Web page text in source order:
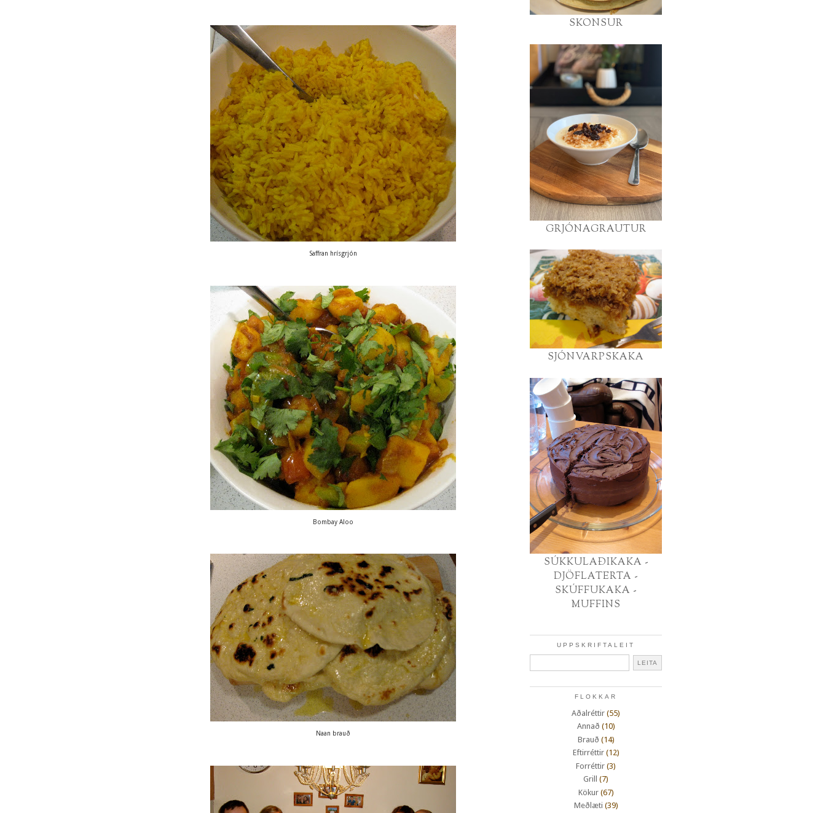
Saffran hrísgrjón
Bombay Aloo
Naan brauð
SKONSUR
GRJÓNAGRAUTUR
SJÓNVARPSKAKA
SÚKKULAÐIKAKA -
DJÖFLATERTA -
SKÚFFUKAKA -
MUFFINS
UPPSKRIFTALEIT
FLOKKAR
Aðalréttir (55)
Annað (10)
Brauð (14)
Eftirréttir (12)
Forréttir (3)
Grill
(7)
Kökur (67)
Meðlæti (39)